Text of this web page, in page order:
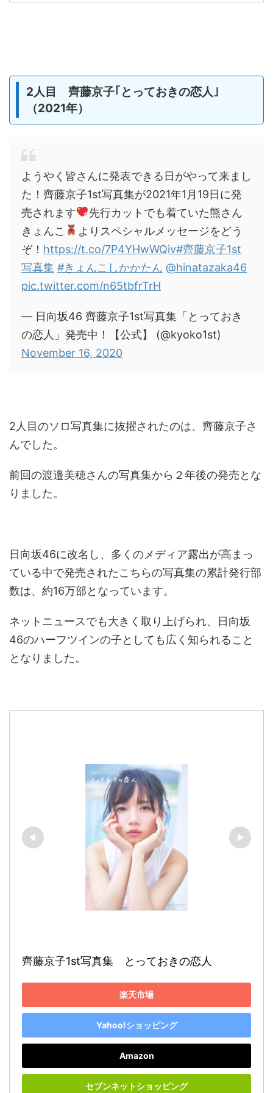
2人目 齊藤京子｢とっておきの恋人｣
（2021年）
ようやく皆さんに発表できる日がやって来まし
た！齊藤京子1st写真集が2021年1月19日に発
売されます
先行カットでも着ていた熊さん
きょんこ
よりスペシャルメッセージをどう
ぞ！ https://t.co/7P4YHwWQiv#齊藤京子1st
写真集 #きょんこしかかたん @hinatazaka46
pic.twitter.com/n65tbfrTrH
— 日向坂46 齊藤京子1st写真集「とっておき
の恋人」発売中！【公式】 (@kyoko1st)
November 16, 2020
2人目のソロ写真集に抜擢されたのは、齊藤京子さ
んでした。
前回の渡邉美穂さんの写真集から２年後の発売とな
りました。
日向坂46に改名し、多くのメディア露出が高まっ
ている中で発売されたこちらの写真集の累計発行部
数は、約16万部となっています。
ネットニュースでも大きく取り上げられ、日向坂
46のハーフツインの子としても広く知られること
となりました。
齊藤京子1st写真集　とっておきの恋人
楽天市場
Yahoo!ショッピング
Amazon
セブンネットショッピング